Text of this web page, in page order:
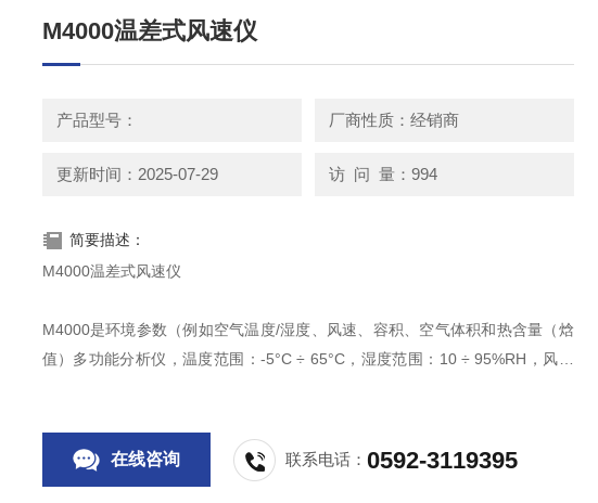
M4000温差式风速仪
产品型号： 厂商性质：经销商
更新时间：2025-07-29 访 问 量：994
简要描述：
M4000温差式风速仪
M4000是环境参数（例如空气温度/湿度、风速、容积、空气体积和热含量（焓
值）多功能分析仪，温度范围：-5°C ÷ 65°C，湿度范围：10 ÷ 95%RH，风速
在线咨询 联系电话：0592-3119395